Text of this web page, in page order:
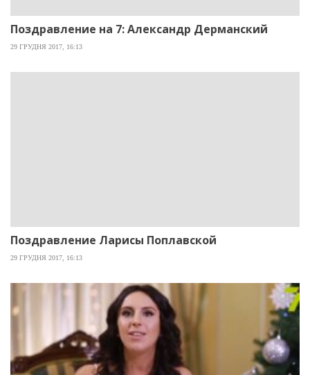
Поздравление на 7: Александр Дерманский
29 ГРУДНЯ 2017, 16:13
Поздравление Ларисы Поплавской
29 ГРУДНЯ 2017, 16:13